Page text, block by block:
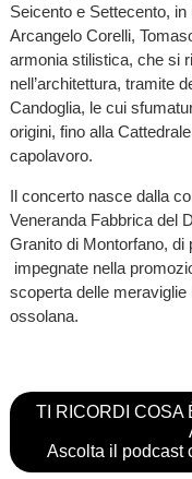
Seicento e Settecento,
Arcangelo Corelli,
armonia stilistica, che si
nell’architettura, tramite
Candoglia, le cui
origini, fino alla
capolavoro.
Il concerto nasce dalla
Veneranda Fabbrica del
Granito di Montorfano, di
impegnate nella
scoperta delle meraviglie
ossolana.
TI RICORDI COSA
Ascolta il podcast